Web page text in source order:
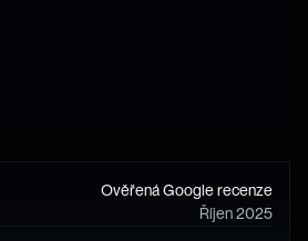
Ověřená Google recenze
Říjen 2025